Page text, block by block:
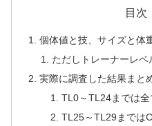
目次
個体値と技、サイズと体
ただしトレーナーレ
実際に調査した結果まと
TL0～TL24までは全
TL25～TL29までは